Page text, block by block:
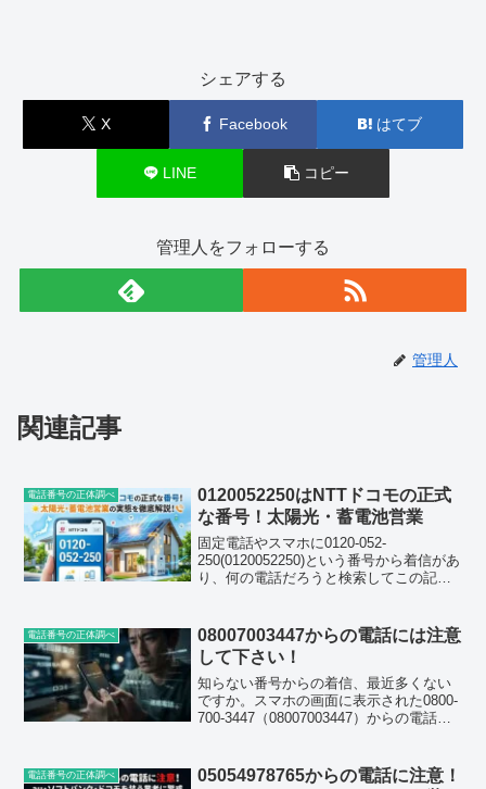
シェアする
X Facebook はてブ
LINE コピー
管理人をフォローする
管理人
関連記事
電話番号の正体調べ
0120052250はNTTドコモの正式
な番号！太陽光・蓄電池営業
固定電話やスマホに0120-052-
250(0120052250)という番号から着信があ
り、何の電話だろうと検索してこの記事
はNTTドコモが太陽光発電・蓄電池の案
内のた...
電話番号の正体調べ
08007003447からの電話には注意
して下さい！
知らない番号からの着信、最近多くない
ですか。スマホの画面に表示された0800-
700-3447（08007003447）からの電話が
KDDI系のフリーダイヤルで、光回線...
電話番号の正体調べ
05054978765からの電話に注意！